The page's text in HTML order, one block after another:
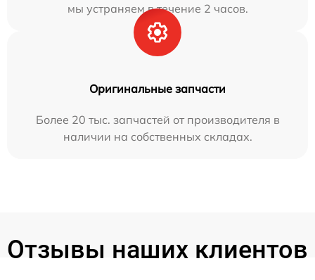
мы устраняем в течение 2 часов.
Оригинальные запчасти
Более 20 тыс. запчастей от производителя в
наличии на собственных складах.
Отзывы наших клиентов